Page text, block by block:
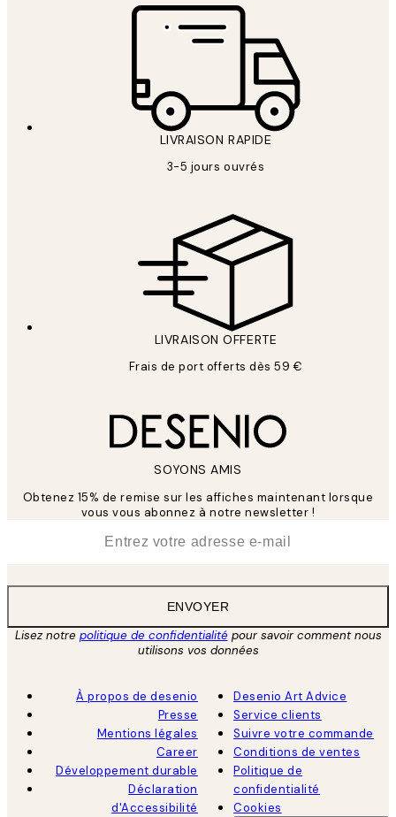
LIVRAISON RAPIDE
3-5 jours ouvrés
LIVRAISON OFFERTE
Frais de port offerts dès 59 €
SOYONS AMIS
Obtenez 15% de remise sur les affiches maintenant lorsque
vous vous abonnez à notre newsletter !
ENVOYER
Lisez notre politique de confidentialitépour savoir comment nous
utilisons vos données
À propos de desenio
Presse
Mentions légales
Career
Développement durable
Déclaration
d'Accessibilité
Desenio Art Advice
Service clients
Suivre votre commande
Conditions de ventes
Politique de
confidentialité
Cookies